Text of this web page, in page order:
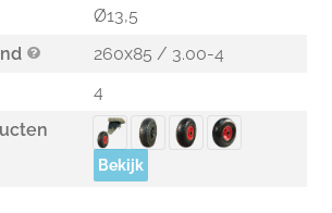
Ø13,5
260x85 / 3.00-4
4
Bekijk